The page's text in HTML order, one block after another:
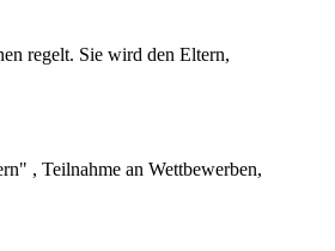
regelt. Sie wird den Eltern,
, Teilnahme an Wettbewerben,